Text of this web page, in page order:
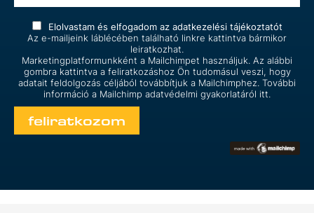
Elolvastam és elfogadom az adatkezelési tájékoztatót
Az e-mailjeink láblécében található linkre kattintva bármikor
leiratkozhat.
Marketingplatformunkként a Mailchimpet használjuk. Az alábbi
gombra kattintva a feliratkozáshoz Ön tudomásul veszi, hogy
adatait feldolgozás céljából továbbítjuk a Mailchimphez. További
információ a Mailchimp adatvédelmi gyakorlatáról itt.